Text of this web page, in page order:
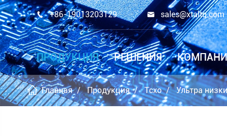
 +86-19013203129  sales@xtaltq.com
ПРОДУКЦИЯ РЕШЕНИЯ
Главная Продукция Tcxo Ультра